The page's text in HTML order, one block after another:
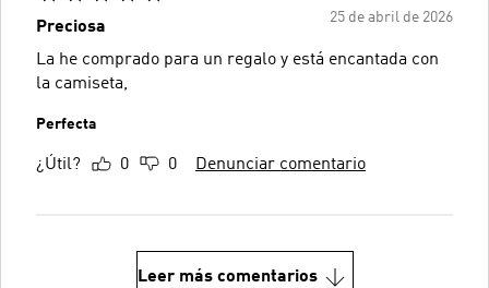
25 de abril de 2026
Preciosa
La he comprado para un regalo y está encantada con
la camiseta,
Perfecta
¿Útil? 0 0 Denunciar comentario
Leer más comentarios